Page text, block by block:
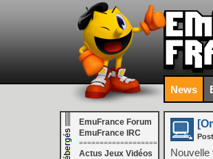
News
EmuFrance Forum
EmuFrance IRC
===================
Actus Jeux Vidéos
Nouvelle